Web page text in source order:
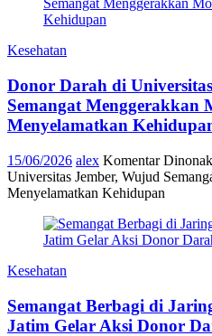
Kesehatan
Donor Darah di
Semangat Menggerakkan
Menyelamatkan
15/06/2026 alex Komentar
Universitas Jember, Wujud
Menyelamatkan Kehidupan
Kesehatan
Semangat Berbagi di
Jatim Gelar Aksi Donor